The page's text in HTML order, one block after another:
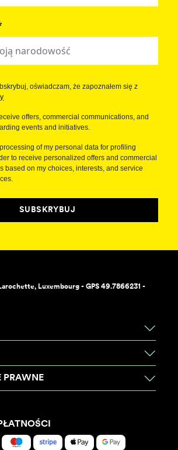
oświadczam, że zapoznałem się z
offers, commercial communications, and
events and initiatives.
of my personal data for profiling
to receive personalized offers and commercial
based on my choices, interests, and service
SUBSKRYBUJ
Luxembourg - GPS 49.7866231 -
PRAWNE